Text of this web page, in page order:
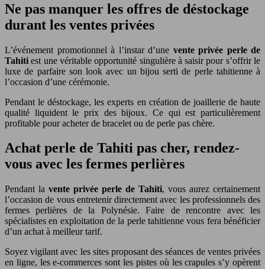
Ne pas manquer les offres de déstockage
durant les ventes privées
L’événement promotionnel à l’instar d’une vente privée perle de
Tahiti est une véritable opportunité singulière à saisir pour s’offrir le
luxe de parfaire son look avec un bijou serti de perle tahitienne à
l’occasion d’une cérémonie.
Pendant le déstockage, les experts en création de joaillerie de haute
qualité liquident le prix des bijoux. Ce qui est particulièrement
profitable pour acheter de bracelet ou de perle pas chère.
Achat perle de Tahiti pas cher, rendez-
vous avec les fermes perlières
Pendant la vente privée perle de Tahiti, vous aurez certainement
l’occasion de vous entretenir directement avec les professionnels des
fermes perlières de la Polynésie. Faire de rencontre avec les
spécialistes en exploitation de la perle tahitienne vous fera bénéficier
d’un achat à meilleur tarif.
Soyez vigilant avec les sites proposant des séances de ventes privées
en ligne, les e-commerces sont les pistes où les crapules s’y opèrent